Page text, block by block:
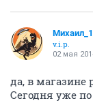
Михаил_1
v.i.p.
02 мая
да, в магазине
Сегодня уже